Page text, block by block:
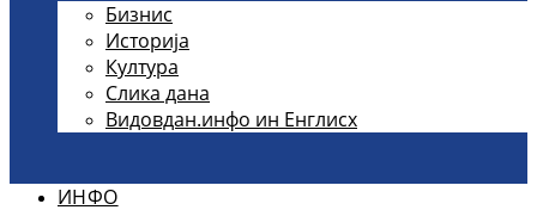
Бизнис
Историја
Култура
Слика дана
Видовдан.инфо ин Енглисх
ИНФО